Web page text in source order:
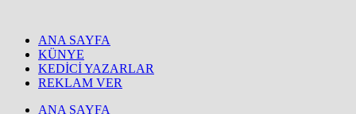
ANA SAYFA
KÜNYE
KEDİCİ YAZARLAR
REKLAM VER
ANA SAYFA